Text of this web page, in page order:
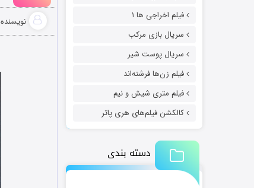
فیلم اخراجی ها ۱
سریال بازی مرکب
سریال پوست شیر
فیلم زن‌ها فرشته‌اند
فیلم متری شیش و نیم
کالکشن فیلم‌های هری پاتر
دسته بندی
نویسنده